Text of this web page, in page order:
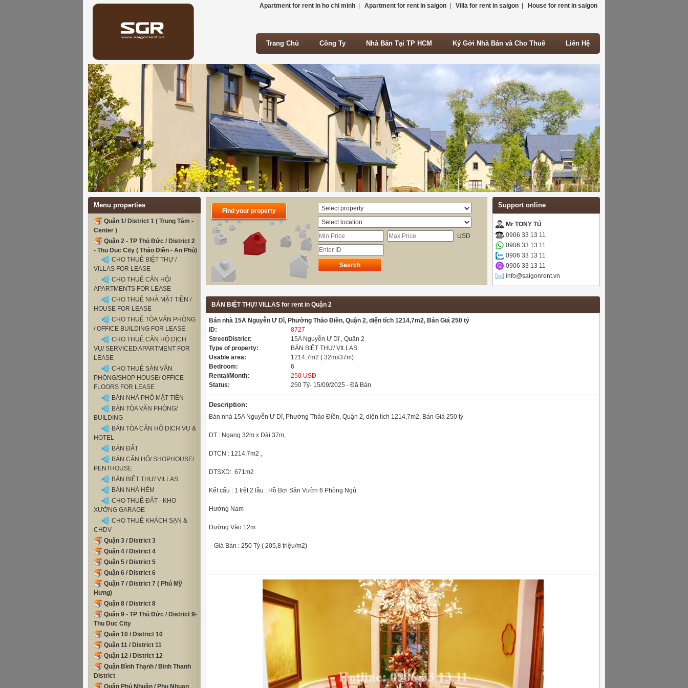
Apartment for rent in ho chi minh Apartment for rent in saigon Villa for rent in saigon House for rent in saigon
Trang Chủ
Trang Chủ
Công Ty
Công Ty
Nhà Bán Tại TP HCM
Nhà Bán Tại TP HCM
Ký Gởi Nhà Bán và Cho Thuê
Ký Gởi Nhà Bán và Cho Thuê
Liên Hệ
Liên Hệ
Menu properties
Quận 1/ District 1 ( Trung Tâm -
Center )
Quận 2 - TP Thủ Đức / District 2
- Thu Duc City ( Thảo Điền - An Phú)
CHO THUÊ BIỆT THỰ /
VILLAS FOR LEASE
CHO THUÊ CĂN HỘ/
APARTMENTS FOR LEASE
CHO THUÊ NHÀ MẶT TIỀN /
HOUSE FOR LEASE
CHO THUÊ TÒA VĂN PHÒNG
/ OFFICE BUILDING FOR LEASE
CHO THUÊ CĂN HỘ DỊCH
VỤ/ SERVICED APARTMENT FOR
LEASE
CHO THUÊ SÀN VĂN
PHÒNG/SHOP HOUSE/ OFFICE
FLOORS FOR LEASE
BÁN NHÀ PHỐ MẶT TIỀN
BÁN TÒA VĂN PHÒNG/
BUILDING
BÁN TÒA CĂN HỘ DỊCH VỤ &
HOTEL
BÁN ĐẤT
BÁN CĂN HỘ/ SHOPHOUSE/
PENTHOUSE
BÁN BIỆT THỰ/ VILLAS
BÁN NHÀ HẺM
CHO THUÊ ĐẤT - KHO
XƯỞNG GARAGE
CHO THUÊ KHÁCH SẠN &
CHDV
Quận 3 / District 3
Quận 4 / District 4
Quận 5 / District 5
Quận 6 / District 6
Quận 7 / District 7 ( Phú Mỹ
Hưng)
Quận 8 / District 8
Quận 9 - TP Thủ Đức / District 9-
Thu Duc City
Quận 10 / District 10
Quận 11 / District 11
Quận 12 / District 12
Quận Bình Thạnh / Binh Thanh
District
Quận Phú Nhuận / Phu Nhuan
Find your property
USD
Support online
Mr TONY TÚ
0906 33 13 11
0906 33 13 11
0906 33 13 11
0906 33 13 11
info@saigonrent.vn
BÁN BIỆT THỰ/ VILLAS for rent in Quận 2
Bán nhà 15A Nguyễn Ư Dĩ, Phường Thảo Điền, Quận 2, diện tích 1214,7m2, Bán Giá 250 tỷ
ID:
8727
Street/District:
15A Nguyễn Ư Dĩ , Quận 2
Type of property:
BÁN BIỆT THỰ/ VILLAS
Usable area:
1214,7m2 ( 32mx37m)
Bedroom:
6
Rental/Month:
250 USD
Status:
250 Tỷ- 15/09/2025 - Đã Bán
Description:
Bán nhà 15A Nguyễn Ư Dĩ, Phường Thảo Điền, Quận 2, diện tích 1214,7m2, Bán Giá 250 tỷ
DT : Ngang 32m x Dài 37m,
DTCN : 1214,7m2 ,
DTSXD: 671m2
Kết cấu : 1 trệt 2 lầu , Hồ Bơi Sân Vườn 6 Phòng Ngủ
Hướng Nam
Đường Vào 12m.
- Giá Bán : 250 Tỷ ( 205,8 triệu/m2)